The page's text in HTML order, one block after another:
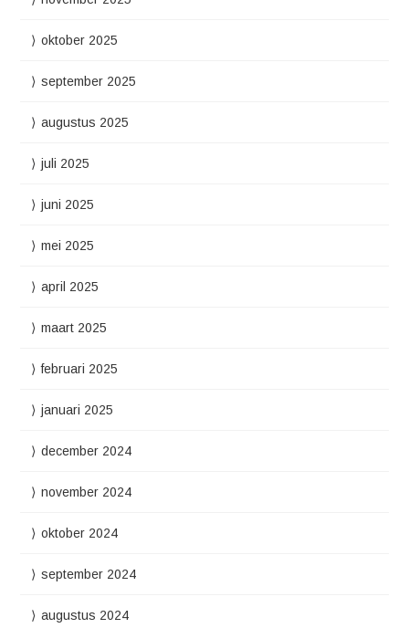
oktober 2025
september 2025
augustus 2025
juli 2025
juni 2025
mei 2025
april 2025
maart 2025
februari 2025
januari 2025
december 2024
november 2024
oktober 2024
september 2024
augustus 2024